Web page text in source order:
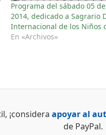
Programa del sábado 05
2014, dedicado a Sagrario
Internacional de los Niños
En «Archivos»
¡consideraapoyar al
de PayPal.